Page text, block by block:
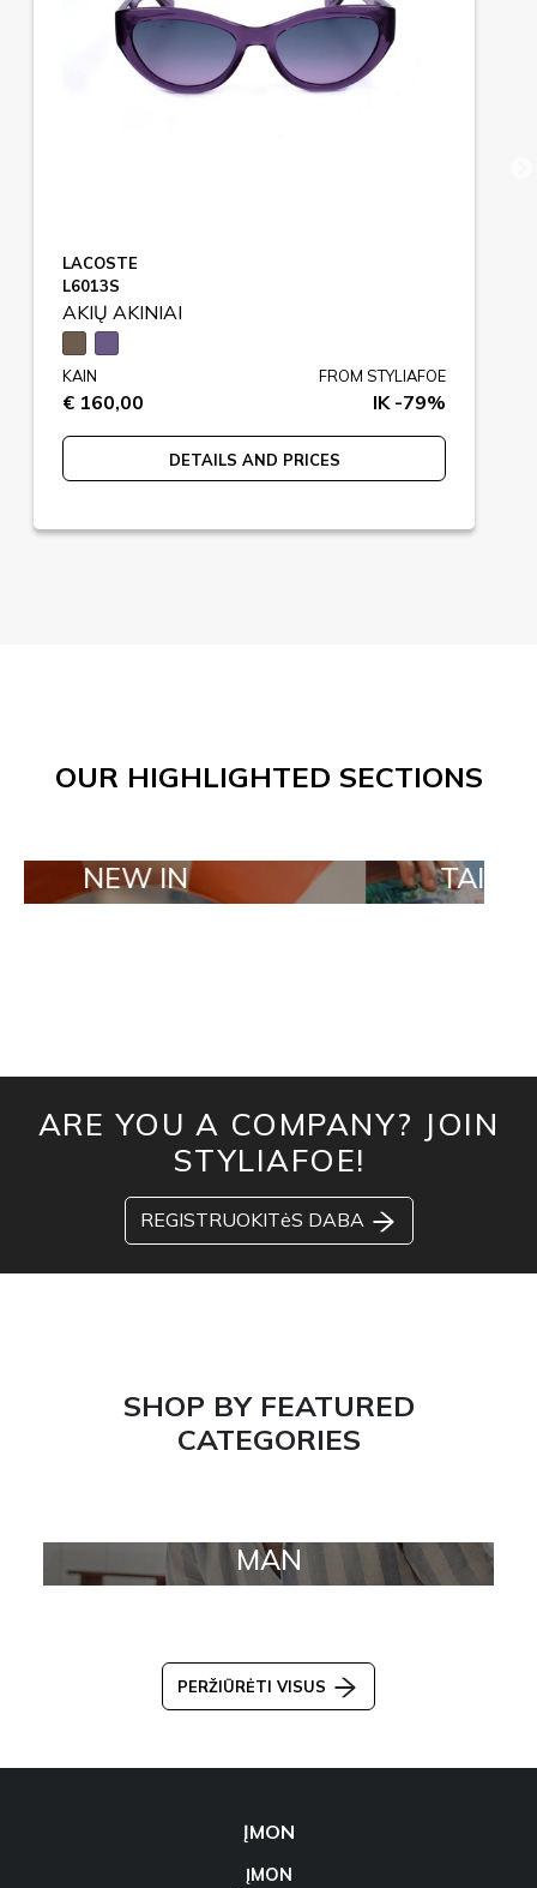
LACOSTE
L6013S
AKIŲ AKINIAI
KAIN
€ 160,00
FROM STYLIAFOE
IK -79%
DETAILS AND PRICES
OUR HIGHLIGHTED SECTIONS
TAILOR MADE
ARE YOU A COMPANY? JOIN
STYLIAFOE!
REGISTRUOKITėS DABA
SHOP BY FEATURED
CATEGORIES
MAN
PERŽIŪRĖTI VISUS
ĮMON
ĮMON